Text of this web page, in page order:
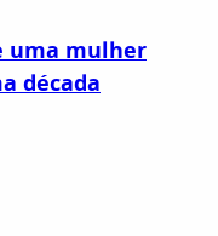
uma mulher
década